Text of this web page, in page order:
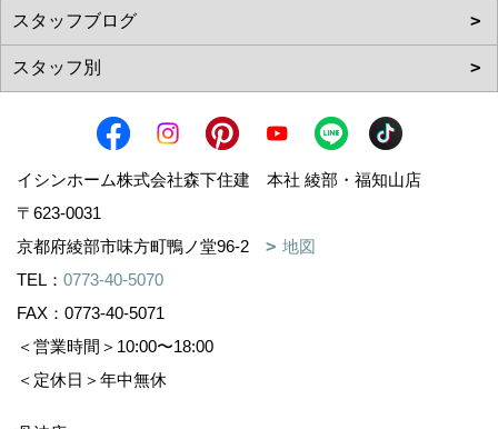
イシンホーム株式会社森下住建 本社 綾部・福知山店
〒623-0031
京都府綾部市味方町鴨ノ堂96-2
地図
TEL： 0773-40-5070
FAX：0773-40-5071
＜営業時間＞10:00〜18:00
＜定休日＞年中無休